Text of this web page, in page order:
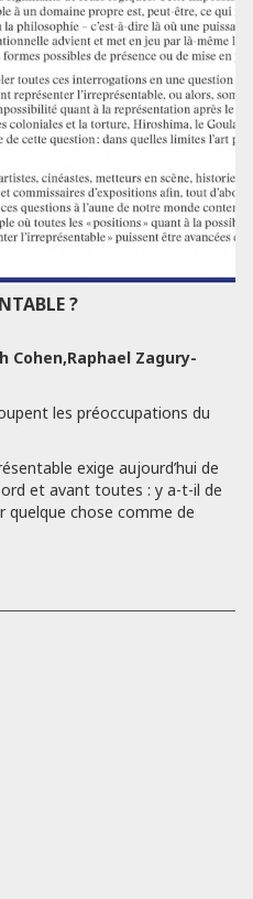
?
Cohen,Raphael Zagury-
les préoccupations du
exige aujourd’hui de
et avant toutes : y a-t-il de
quelque chose comme de